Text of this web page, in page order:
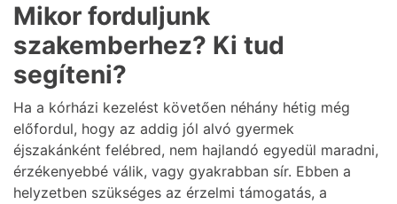
Mikor forduljunk
szakemberhez? Ki tud
segíteni?
Ha a kórházi kezelést követően néhány hétig még
előfordul, hogy az addig jól alvó gyermek
éjszakánként felébred, nem hajlandó egyedül maradni,
érzékenyebbé válik, vagy gyakrabban sír. Ebben a
helyzetben szükséges az érzelmi támogatás, a